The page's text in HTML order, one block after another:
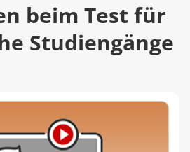
beim Test für
Studiengänge